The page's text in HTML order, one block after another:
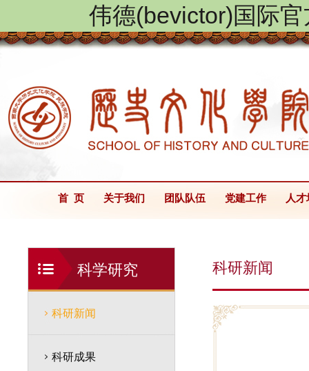
伟德(bevictor)国际
首 页 关于我们 团队队伍 党建工作 人
科学研究
科研新闻
科研成果
科研新闻